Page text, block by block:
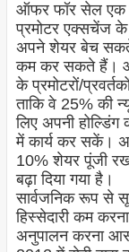
ऑफर फॉर सेल एक
प्रमोटर एक्सचेंज के
अपने शेयर बेच सकते
कम कर सकते हैं।
के प्रमोटरों/
ताकि वे 25% की
लिए अपनी
में कार्य कर सकें।
10% शेयर पूंजी
बढ़ा दिया गया है।
सार्वजनिक रूप से
हिस्सेदारी कम
अनुपालन करना